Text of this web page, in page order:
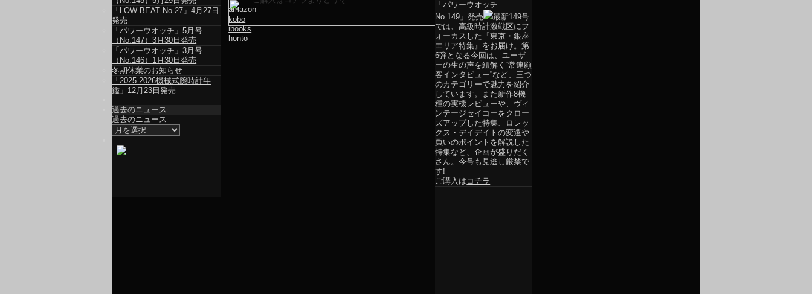
amazon
kobo
ibooks
honto
「パワーウオッチ
No.149」発売
最新149号
では、高級時計激戦区にフ
ォーカスした『東京・銀座
エリア特集』をお届け。第
6弾となる今回は、ユーザ
ーの生の声を紐解く“常連顧
客インタビュー”など、三つ
のカテゴリーで魅力を紹介
しています。また新作8機
種の実機レビューや、ヴィ
ンテージセイコーをクロー
ズアップした特集、ロレッ
クス・デイデイトの変遷や
買いのポイントを解説した
特集など、企画が盛りだく
さん。今号も見逃し厳禁で
す!
ご購入は コチラ
「LOW BEAT No.27」4月27日
発売
「パワーウオッチ」5月号
（No.147）3月30日発売
「パワーウオッチ」3月号
（No.146）1月30日発売
冬期休業のお知らせ
「2025-2026機械式腕時計年
鑑」12月23日発売
過去のニュース
過去のニュース